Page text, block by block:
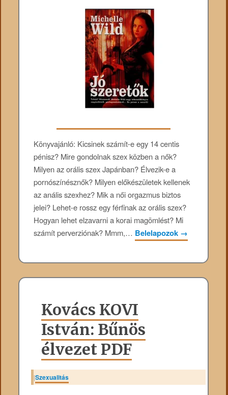
Könyvajánló: Kicsinek számít-e egy 14 centis
pénisz? Mire gondolnak szex közben a nők?
Milyen az orális szex Japánban? Élvezik-e a
pornószínésznők? Milyen előkészületek kellenek
az anális szexhez? Mik a női orgazmus biztos
jelei? Lehet-e rossz egy férfinak az orális szex?
Hogyan lehet elzavarni a korai magömlést? Mi
számít perverziónak? Mmm,… Belelapozok →
Kovács KOVI
István: Bűnös
élvezet PDF
|Szexualitás